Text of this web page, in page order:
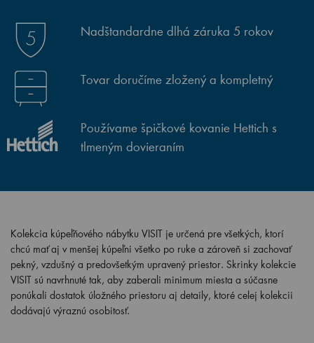
Nadštandardne dlhá záruka 5 rokov
Tovar doručíme zložený a kompletný
Používame špičkové kovanie Hettich s
tlmeným dovieraním
Kolekcia kúpeľňového nábytku VISIT je určená pre všetkých, ktorí
chcú mať aj v menšej kúpeľni všetko po ruke a zároveň si zachovať
pekný, vzdušný a predovšetkým upravený priestor. Skrinky kolekcie
VISIT sú navrhnuté tak, aby zaberali minimum miesta a súčasne
ponúkali dostatok úložného priestoru aj detaily, ktoré celej kolekcii
dodávajú výraznú osobitosť.